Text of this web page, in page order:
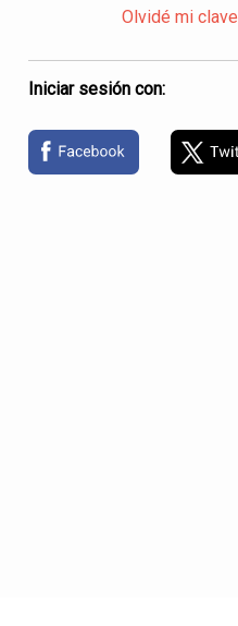
Olvidé mi clave
Iniciar sesión con: